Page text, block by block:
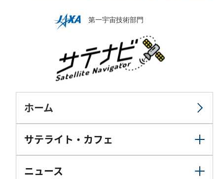
ホーム
サテライト・カフェ
ニュース